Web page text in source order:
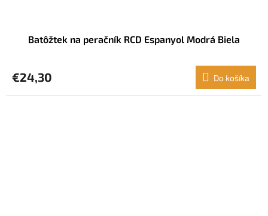
Batôžtek na peračník RCD Espanyol Modrá Biela
€24,30 Do košíka